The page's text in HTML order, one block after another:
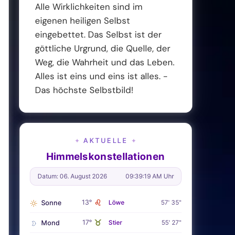
Alle Wirklichkeiten sind im
eigenen heiligen Selbst
eingebettet. Das Selbst ist der
göttliche Urgrund, die Quelle, der
Weg, die Wahrheit und das Leben.
Alles ist eins und eins ist alles. -
Das höchste Selbstbild!
✦ AKTUELLE ✦
Himmelskonstellationen
Datum: 06. August 2026 09:39:20 AM Uhr
Sonne 13° ♌ Löwe 57' 35"
Mond 17° ♉ Stier 55' 27"